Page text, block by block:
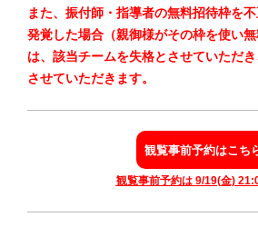
また、 振付師・指導者の無料招待枠を
発覚した場合（親御様がその枠を使い無
は、該当チームを失格とさせていただ
させていただきます。
観覧事前予約はこち
観覧事前予約は 9/19(金)